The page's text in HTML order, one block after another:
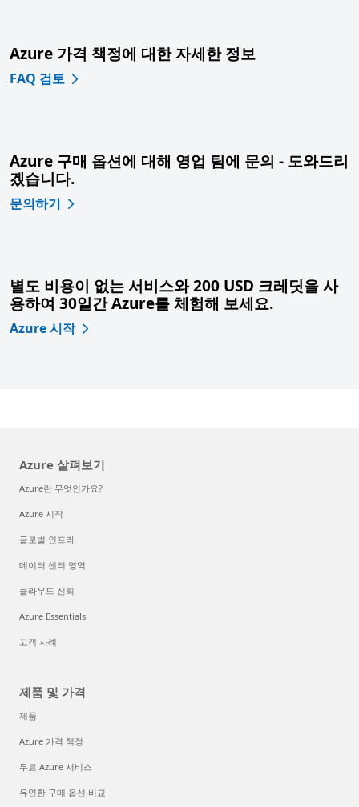
Azure 가격 책정에 대한 자세한 정보
FAQ 검토
Azure 구매 옵션에 대해 영업 팀에 문의 - 도와드리
겠습니다.
문의하기
별도 비용이 없는 서비스와 200 USD 크레딧을 사
용하여 30일간 Azure를 체험해 보세요.
Azure 시작
Azure 살펴보기
Azure란 무엇인가요?
Azure 시작
글로벌 인프라
데이터 센터 영역
클라우드 신뢰
Azure Essentials
고객 사례
제품 및 가격
제품
Azure 가격 책정
무료 Azure 서비스
유연한 구매 옵션 비교